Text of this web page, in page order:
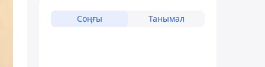
Соңғы Танымал